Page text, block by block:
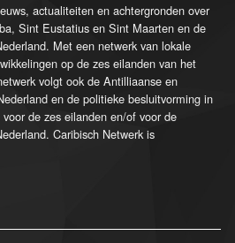
actualiteiten en achtergronden over
Sint Eustatius en Sint Maarten en de
Met een netwerk van lokale
op de zes eilanden van het
volgt ook de Antilliaanse en
en de politieke besluitvorming in
de zes eilanden en/of voor de
Caribisch Netwerk is